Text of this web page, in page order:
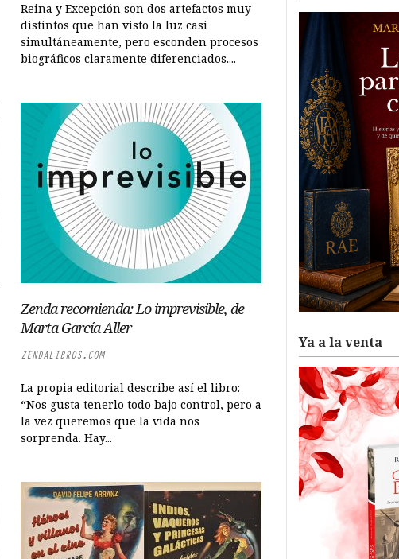
Reina y Excepción son dos artefactos muy
distintos que han visto la luz casi
simultáneamente, pero esconden procesos
biográficos claramente diferenciados....
Zenda recomienda: Lo imprevisible, de
Marta García Aller
ZENDALIBROS.COM
La propia editorial describe así el libro:
“Nos gusta tenerlo todo bajo control, pero a
la vez queremos que la vida nos
sorprenda. Hay...
Ya a la venta